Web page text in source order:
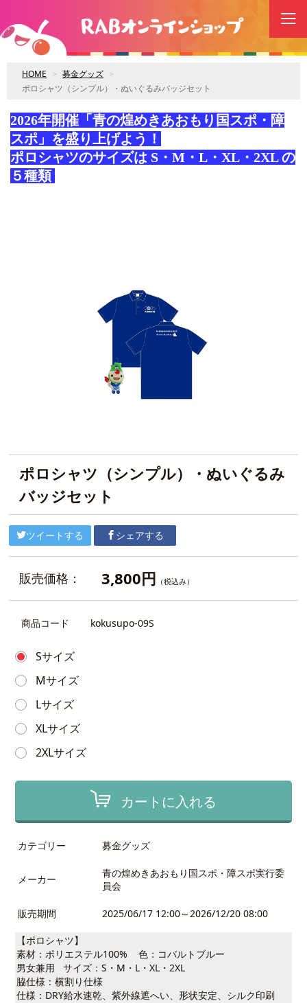
HOME
募金グッズ
ポロシャツ（シンプル）・ぬいぐるみバッジセット
2026年開催「青の煌めきあおもり国スポ・障
スポ」を盛り上げよう！
ポロシャツのサイズは S・M・L・XL・2XL の
５種類
ポロシャツ（シンプル）・ぬいぐるみ
バッジセット
ツイートする シェアする
販売価格： 3,800円 （税込み）
商品コード kokusupo-09S
Sサイズ
Mサイズ
Lサイズ
XLサイズ
2XLサイズ
カートに入れる
カテゴリー 募金グッズ
メーカー
青の煌めきあおもり国スポ・障スポ実行委
員会
販売期間 2025/06/17 12:00～2026/12/20 08:00
【ポロシャツ】
素材：ポリエステル100% 色：コバルトブルー
男女兼用 サイズ：S・M・L・XL・2XL
脇仕様：横割り仕様
仕様：DRY給水速乾、紫外線遮へい、形状安定、シルク印刷